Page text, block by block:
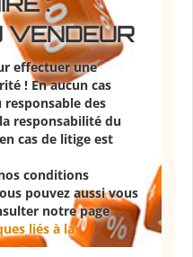
VENDEUR
effectuer une
! En aucun cas
des
responsabilité du
cas de litige est
conditions
pouvez aussi vous
notre page
liés à la